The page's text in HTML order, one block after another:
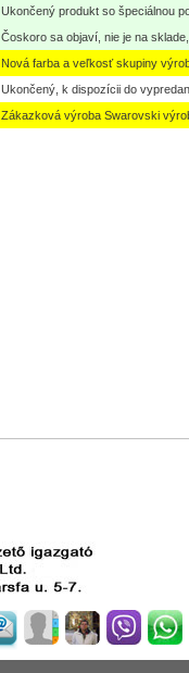
Ukončený produkt so špeciálnou
Čoskoro sa objaví, nie je na
Nová farba a veľkosť skupiny
Ukončený, k dispozícii do
Zákazková výroba Swarovski